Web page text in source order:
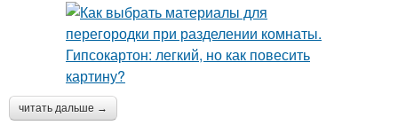
читать дальше →